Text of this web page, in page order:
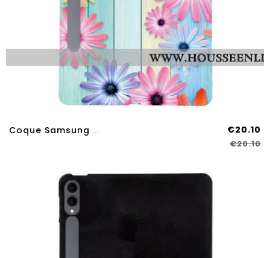
Coque Samsung Galaxy Tab S11 Ultra Tournesols €20.10
€20.10